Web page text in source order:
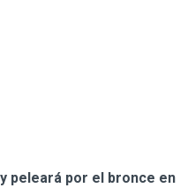
peleará por el bronce en